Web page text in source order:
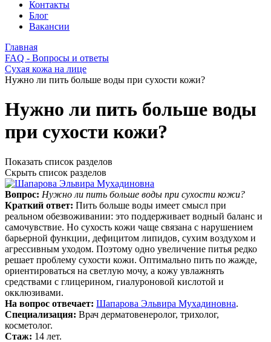
Контакты
Блог
Вакансии
Главная
FAQ - Вопросы и ответы
Сухая кожа на лице
Нужно ли пить больше воды при сухости кожи?
Нужно ли пить больше воды
при сухости кожи?
Показать список разделов
Скрыть список разделов
Вопрос: Нужно ли пить больше воды при сухости кожи?
Краткий ответ: Пить больше воды имеет смысл при
реальном обезвоживании: это поддерживает водный баланс и
самочувствие. Но сухость кожи чаще связана с нарушением
барьерной функции, дефицитом липидов, сухим воздухом и
агрессивным уходом. Поэтому одно увеличение питья редко
решает проблему сухости кожи. Оптимально пить по жажде,
ориентироваться на светлую мочу, а кожу увлажнять
средствами с глицерином, гиалуроновой кислотой и
окклюзивами.
На вопрос отвечает: Шапарова Эльвира Мухадиновна.
Специализация: Врач дерматовенеролог, трихолог,
косметолог.
Стаж: 14 лет.